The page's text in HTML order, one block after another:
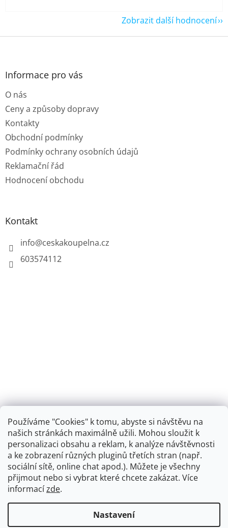
Používáme "Cookies" k tomu, abyste si návštěvu na
našich stránkách maximálně užili. Mohou sloužit k
personalizaci obsahu a reklam, k analýze návštěvnosti
a ke zobrazení různých pluginů třetích stran (např.
sociální sítě, online chat apod.). Můžete je všechny
přijmout nebo si vybrat které chcete zakázat. Více
informacízde.
Nastavení
Zobrazit další hodnocení
Z
Informace pro vás
O nás
Ceny a způsoby dopravy
Kontakty
Obchodní podmínky
Podmínky ochrany osobních údajů
Reklamační řád
Hodnocení obchodu
Kontakt
info@ceskakoupelna.cz
603574112
Retro koupelna
Vytvořil Shoptet + plnenieshopu.cz